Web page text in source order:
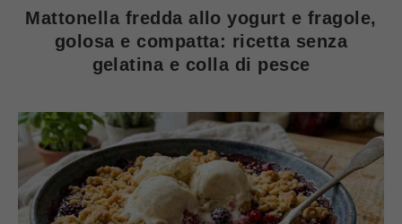
Mattonella fredda allo yogurt e fragole,
golosa e compatta: ricetta senza
gelatina e colla di pesce